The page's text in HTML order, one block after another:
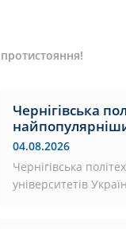
Чернігівська
04.08.2026
Чернігівська
університетів